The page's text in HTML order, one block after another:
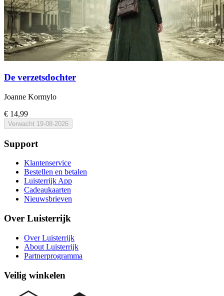
De verzetsdochter
Joanne Kormylo
€ 14,99
Verwacht 19-08-2026
Support
Klantenservice
Bestellen en betalen
Luisterrijk App
Cadeaukaarten
Nieuwsbrieven
Over Luisterrijk
Over Luisterrijk
About Luisterrijk
Partnerprogramma
Veilig winkelen